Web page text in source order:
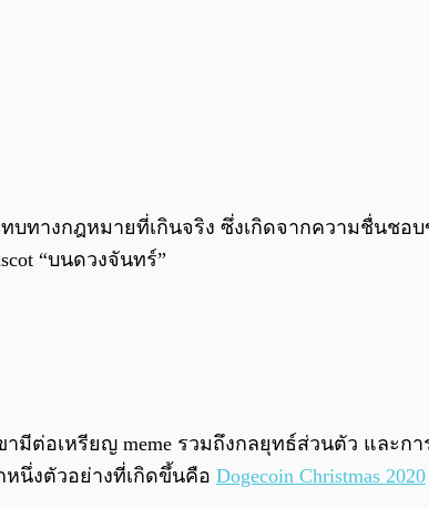
บทางกฎหมายที่เกินจริง ซึ่งเกิดจากความชื่นชอ
“บนดวงจันทร์”
มีต่อเหรียญ meme รวมถึงกลยุทธ์ส่วนตัว และก
หนึ่งตัวอย่างที่เกิดขึ้นคือ Dogecoin Christmas 2020